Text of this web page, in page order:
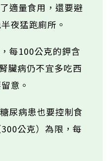
適量食用，還要避
夜猛跑廁所。
每100公克的鉀含
臟病仍不宜多吃西
意。
尿病患也要控制食
公克）為限，每